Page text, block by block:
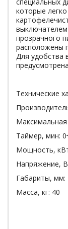
которые
прозрачного
расположены
Для удобства
Технические
Максимальная
Таймер, мин:
Мощность,
Напряжение,
Габариты, мм:
Масса, кг: 40